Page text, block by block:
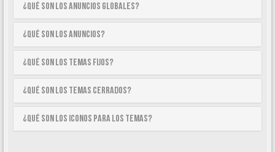
¿Qué son los anuncios globales?
¿Qué son los anuncios?
¿Qué son los temas fijos?
¿Qué son los temas cerrados?
¿Qué son los iconos para los temas?